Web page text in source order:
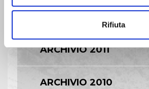
Rifiuta
ARCHIVIO 2011
ARCHIVIO 2010